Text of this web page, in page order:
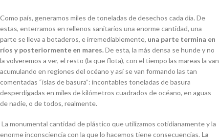
Como país, generamos miles de toneladas de desechos cada día. De
estas, enterramos en rellenos sanitarios una enorme cantidad, una
parte se lleva a botaderos, e irremediablemente, una parte termina en
ríos y posteriormente en mares.De esta, la más densa se hunde y no
la volveremos a ver, el resto (la que flota), con el tiempo las mareas la van
acumulando en regiones del océano y así se van formando las tan
comentadas “islas de basura”: incontables toneladas de basura
desperdigadas en miles de kilómetros cuadrados de océano, en aguas
de nadie, o de todos, realmente.
La monumental cantidad de plástico que utilizamos cotidianamente y la
enorme inconsciencia con la que lo hacemos tiene consecuencias. La